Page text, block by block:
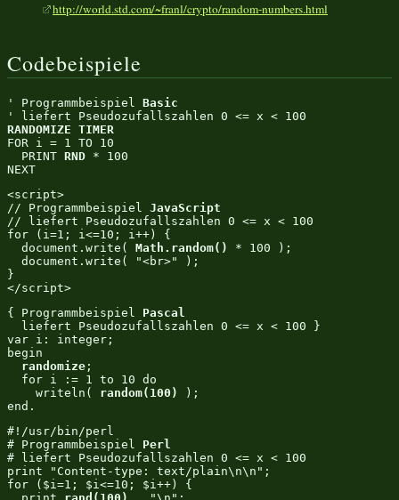
http://world.std.com/~franl/crypto/random-numbers.html
Codebeispiele
' Programmbeispiel Basic
RANDOMIZE TIMER
FOR i = 1 TO 10
  PRINT
RND * 100
NEXT
<script>
// Programmbeispiel JavaScript
// liefert Pseudozufallszahlen 0 <= x < 100
for (i=1; i<=10; i++) {
  document.write(
Math.random()
* 100 );
  document.write( "<br>" );
}
</script>
{ Programmbeispiel Pascal
  liefert Pseudozufallszahlen 0 <= x < 100 }
var i: integer;
begin
randomize ;
  for i := 1 to 10 do
    writeln(
random(100)
);
end.
#!/usr/bin/perl
# Programmbeispiel Perl
# liefert Pseudozufallszahlen 0 <= x < 100
print "Content-type: text/plain\n\n";
for ($i=1; $i<=10; $i++) {